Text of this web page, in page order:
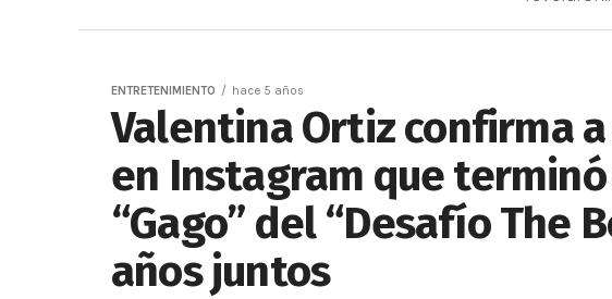
ENTRETENIMIENTO hace 5 años
Valentina Ortiz confirma
en Instagram que
“Gago” del “Desafío The
años juntos